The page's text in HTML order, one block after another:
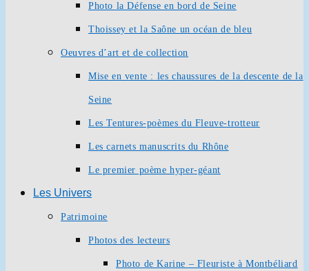
Photo la Défense en bord de Seine
Thoissey et la Saône un océan de bleu
Oeuvres d’art et de collection
Mise en vente : les chaussures de la descente de la
Seine
Les Tentures-poèmes du Fleuve-trotteur
Les carnets manuscrits du Rhône
Le premier poème hyper-géant
Les Univers
Patrimoine
Photos des lecteurs
Photo de Karine – Fleuriste à Montbéliard